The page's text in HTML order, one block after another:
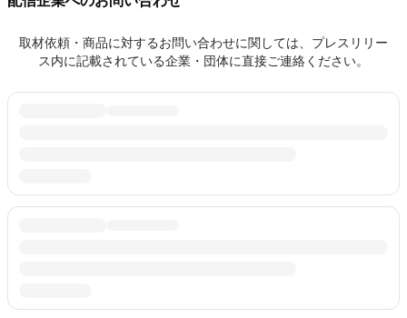
取材依頼・商品に対するお問い合わせに関しては、プレスリリー
ス内に記載されている企業・団体に直接ご連絡ください。